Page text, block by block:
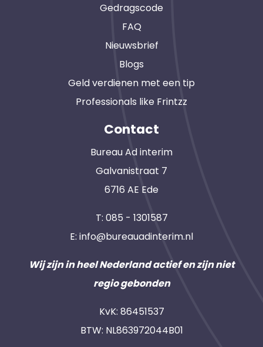
Gedragscode
FAQ
Nieuwsbrief
Blogs
Geld verdienen met een tip
Professionals like Frintzz
Contact
Bureau Ad interim
Galvanistraat 7
6716 AE Ede
T: 085 - 1301587
E: info@bureauadinterim.nl
Wij zijn in heel Nederland actief en zijn niet
regio gebonden
KvK: 86451537
BTW: NL863972044B01